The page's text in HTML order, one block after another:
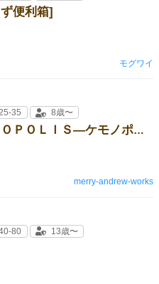
便利箱]
モグワイ
[ＫＥＭＯＮＯＰＯＬＩＳ―ケモノポリス―]
35 8歳〜
merry-andrew-works
80 13歳〜